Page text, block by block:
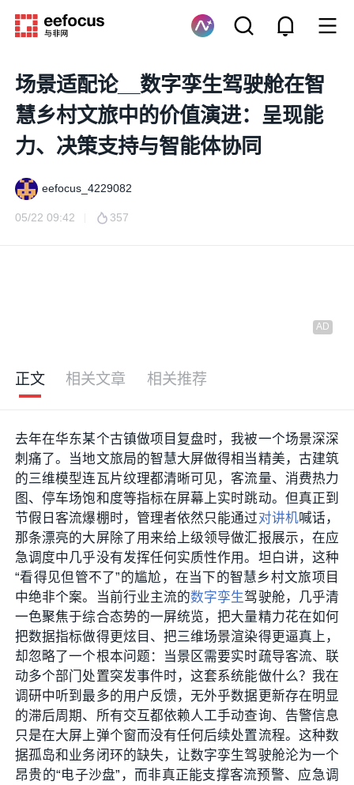
场景适配论__数字孪生驾驶舱在智
慧乡村文旅中的价值演进：呈现能
力、决策支持与智能体协同
eefocus_4229082
05/22 09:42 357
正文 相关文章 相关推荐
去年在华东某个古镇做项目复盘时，我被一个场景深深
刺痛了。当地文旅局的智慧大屏做得相当精美，古建筑
的三维模型连瓦片纹理都清晰可见，客流量、消费热力
图、停车场饱和度等指标在屏幕上实时跳动。但真正到
节假日客流爆棚时，管理者依然只能通过对讲机喊话，
那条漂亮的大屏除了用来给上级领导做汇报展示，在应
急调度中几乎没有发挥任何实质性作用。坦白讲，这种
“看得见但管不了”的尴尬，在当下的智慧乡村文旅项目
中绝非个案。当前行业主流的数字孪生驾驶舱，几乎清
一色聚焦于综合态势的一屏统览，把大量精力花在如何
把数据指标做得更炫目、把三维场景渲染得更逼真上，
却忽略了一个根本问题：当景区需要实时疏导客流、联
动多个部门处置突发事件时，这套系统能做什么？我在
调研中听到最多的用户反馈，无外乎数据更新存在明显
的滞后周期、所有交互都依赖人工手动查询、告警信息
只是在大屏上弹个窗而没有任何后续处置流程。这种数
据孤岛和业务闭环的缺失，让数字孪生驾驶舱沦为一个
昂贵的“电子沙盘”，而非真正能支撑客流预警、应急调